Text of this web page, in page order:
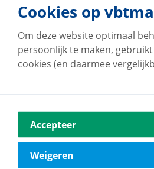
Naar vestiging
Vestdijk 180
5611 CZ Eindhoven
040-2696949
Cookies op
Om deze website optimaal
persoonlijk te maken,
cookies (en daarmee
Accepteer
Weigeren